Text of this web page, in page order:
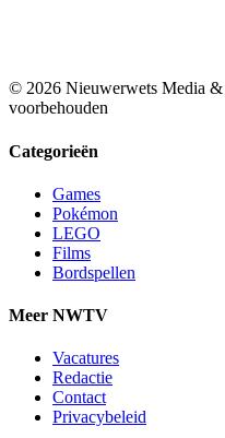
© 2026 Nieuwerwets Media
voorbehouden
Categorieën
Games
Pokémon
LEGO
Films
Bordspellen
Meer NWTV
Vacatures
Redactie
Contact
Privacybeleid